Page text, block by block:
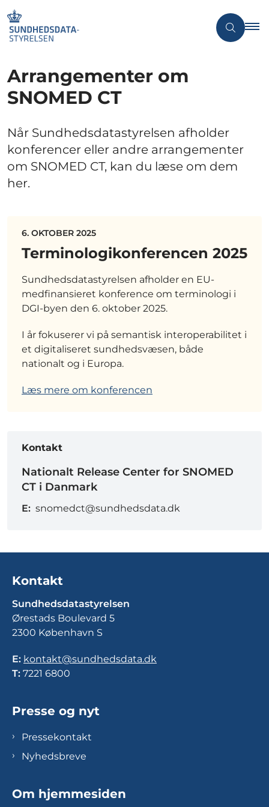
Arrangementer om
SNOMED CT
Når Sundhedsdatastyrelsen afholder
konferencer eller andre arrangementer
om SNOMED CT, kan du læse om dem
her.
6. OKTOBER 2025
Terminologikonferencen 2025
Sundhedsdatastyrelsen afholder en EU-
medfinansieret konference om terminologi i
DGI-byen den 6. oktober 2025.
I år fokuserer vi på semantisk interoperabilitet i
et digitaliseret sundhedsvæsen, både
nationalt og i Europa.
Læs mere om konferencen
Kontakt
Nationalt Release Center for SNOMED
CT i Danmark
E: snomedct@sundhedsdata.dk
Kontakt
Sundhedsdatastyrelsen
Ørestads Boulevard 5
2300 København S
E: kontakt@sundhedsdata.dk
T: 7221 6800
Presse og nyt
Pressekontakt
Nyhedsbreve
Om hjemmesiden